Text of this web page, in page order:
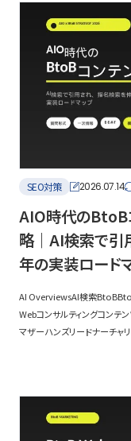
SEO対策 2026.07.14
AIO時代のBtoB
略｜AI検索で引
年の実装ロード
AI OverviewsAI検索BtoB
Webコンサルティングコンテ
マザーハンズリードナーチャ